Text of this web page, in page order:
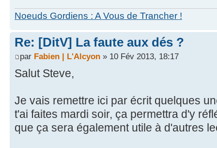
Noeuds Gordiens : A Vous de Trancher !
Re: [DitV] La faute aux dés ?
par Fabien | L'Alcyon » 10 Fév 2013, 18:17
Salut Steve,
Je vais remettre ici par écrit quelques
t'ai faites mardi soir, ça permettra d'y
que ça sera également utile à d'autres